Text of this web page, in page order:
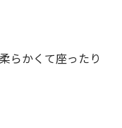
らかくて座ったり